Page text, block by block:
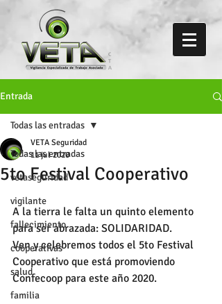
Entrada
Todas las entradas
vetaseguridad
vigilante
fallecimiento
cooperativas
salud
familia
Todas las entradas
5to Festival Cooperativo
VETA Seguridad
11 jul 2020
A la tierra le falta un quinto elemento
para ser abrazada: SOLIDARIDAD.
Ven y celebremos todos el 5to Festival
Cooperativo que está promoviendo
Confecoop para este año 2020.